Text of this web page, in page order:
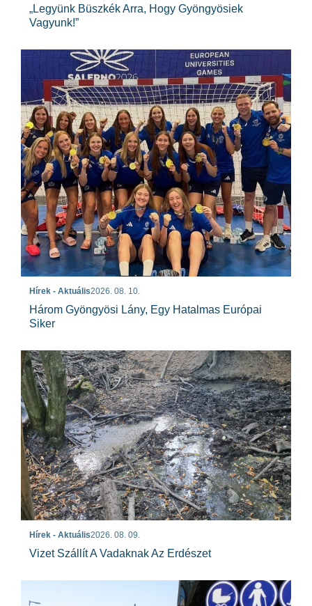
„Legyünk Büszkék Arra, Hogy Gyöngyösiek
Vagyunk!”
Hírek - Aktuális2026. 08. 10.
Három Gyöngyösi Lány, Egy Hatalmas Európai
Siker
Hírek - Aktuális2026. 08. 09.
Vizet Szállít A Vadaknak Az Erdészet